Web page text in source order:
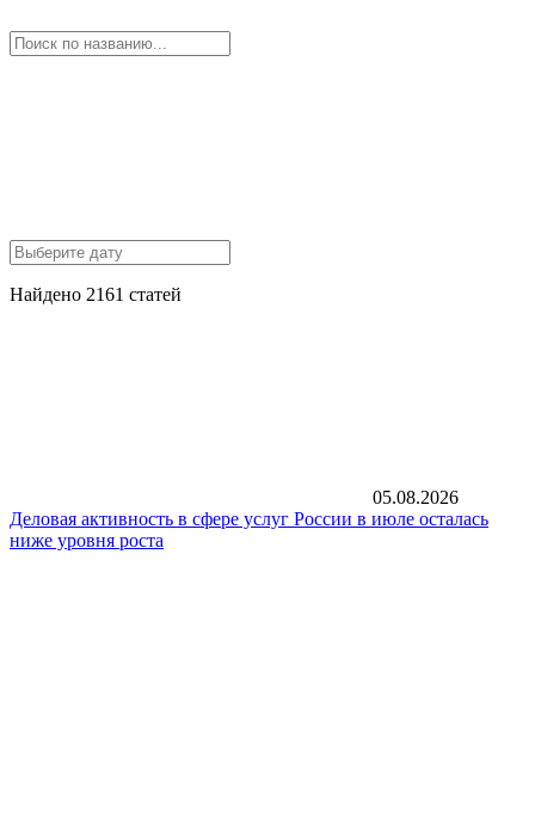
Найдено 2161 статей
05.08.2026
Деловая активность в сфере услуг России в июле осталась
ниже уровня роста